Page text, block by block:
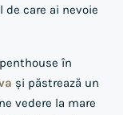
care ai nevoie
în
și păstrează un
vedere la mare